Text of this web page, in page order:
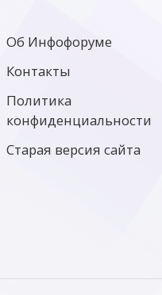
Об Инфофоруме
Контакты
Политика
конфиденциальности
Старая версия сайта